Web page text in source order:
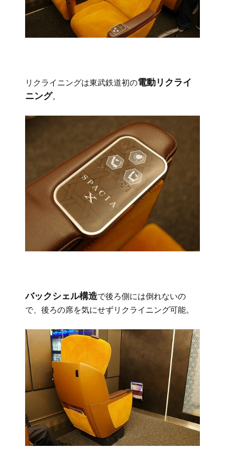
リクライニングは東武鉄道初の電動リクライ
ニング。
バックシェル構造で後ろ側には倒れないの
で、後ろの席を気にせずリクライニング可能。